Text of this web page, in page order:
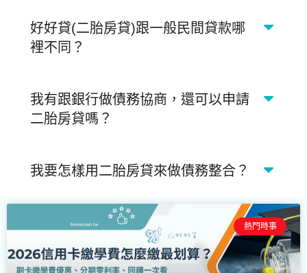
好好貸(二胎房貸)跟一般民間貸款哪
裡不同？
我有跟銀行做債務協商，還可以申請
二胎房貸嗎？
我要怎樣用二胎房貸來做債務整合？
熱門時事
頁 頁
頁
面 面 面